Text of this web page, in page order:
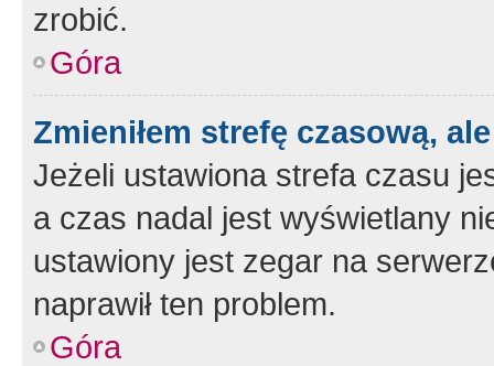
zrobić.
Góra
Zmieniłem strefę czasową,
Jeżeli ustawiona strefa czasu
a czas nadal jest wyświetlany
ustawiony jest zegar na
naprawił ten problem.
Góra